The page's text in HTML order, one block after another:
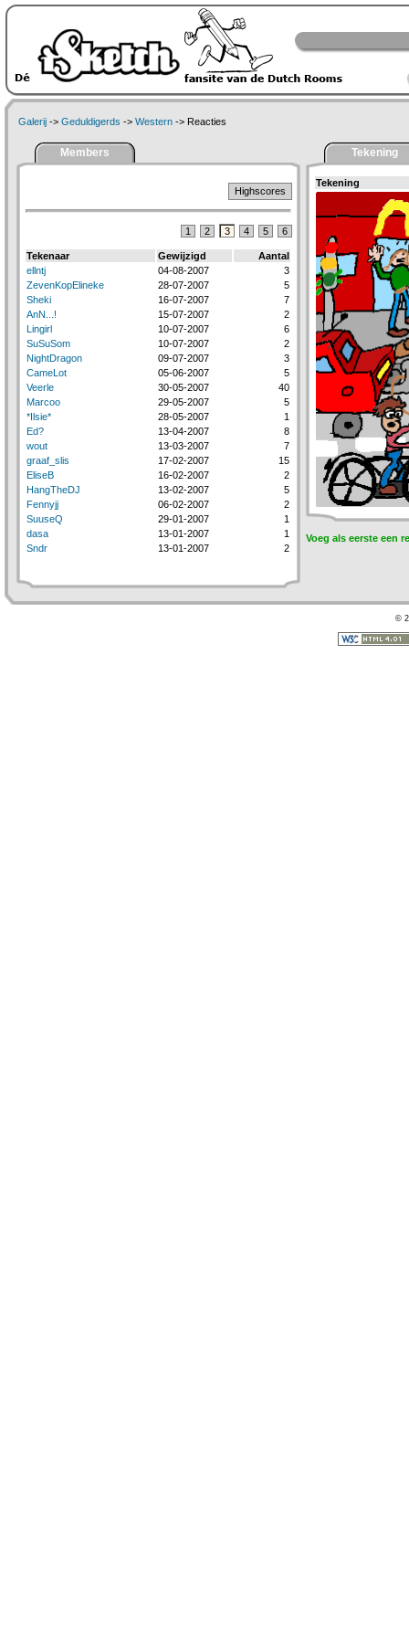
Galerij -> Geduldigerds -> Western -> Reacties
Members
Highscores
1 2 3 4 5 6
Tekenaar Gewijzigd
Aantal
ellntj
04-08-2007
3
ZevenKopElineke
28-07-2007
5
Sheki
16-07-2007
7
AnN...!
15-07-2007
2
Lingirl
10-07-2007
6
SuSuSom
10-07-2007
2
NightDragon
09-07-2007
3
CameLot
05-06-2007
5
Veerle
30-05-2007
40
Marcoo
29-05-2007
5
*Ilsie*
28-05-2007
1
Ed?
13-04-2007
8
wout
13-03-2007
7
graaf_slis
17-02-2007
15
EliseB
16-02-2007
2
HangTheDJ
13-02-2007
5
Fennyjj
06-02-2007
2
SuuseQ
29-01-2007
1
dasa
13-01-2007
1
Sndr
13-01-2007 2
Tekening
Tekening
Voeg als eerste een
©